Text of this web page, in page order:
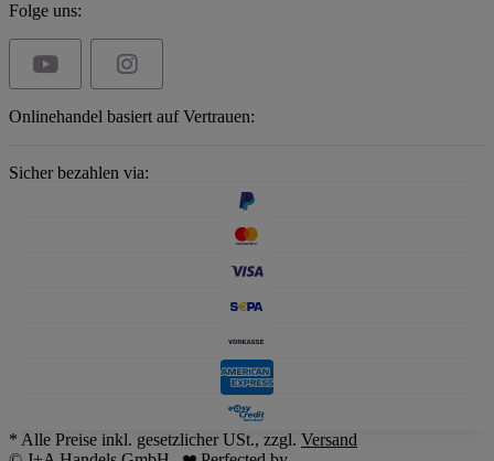
Folge uns:
Onlinehandel basiert auf Vertrauen:
Sicher bezahlen via:
* Alle Preise inkl. gesetzlicher USt., zzgl. Versand